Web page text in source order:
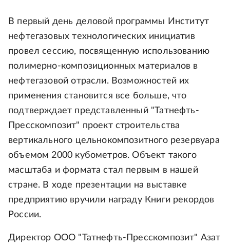
В первый день деловой программы Институт
нефтегазовых технологических инициатив
провел сессию, посвященную использованию
полимерно-композиционных материалов в
нефтегазовой отрасли. Возможностей их
применения становится все больше, что
подтверждает представленный "Татнефть-
Пресскомпозит" проект строительства
вертикального цельнокомпозитного резервуара
объемом 2000 кубометров. Объект такого
масштаба и формата стал первым в нашей
стране. В ходе презентации на выставке
предприятию вручили награду Книги рекордов
России.
Директор ООО "Татнефть-Пресскомпозит" Азат